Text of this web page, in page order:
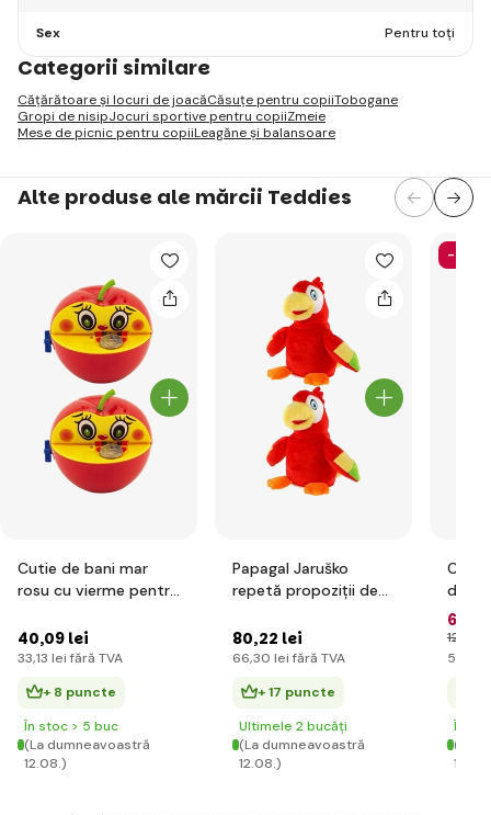
Sex Pentru toți
Categorii similare
Cățărătoare și locuri de joacăCăsuțe pentru copiiTobogane
Gropi de nisipJocuri sportive pentru copiiZmeie
Mese de picnic pentru copiiLeagăne și balansoare
Alte produse ale mărcii Teddies
Cutie de bani mar
rosu cu vierme pentru
40,09 lei
33,13 lei fără TVA
+ 8 puncte
În stoc > 5 buc
(La dumneavoastră
12.08.)
Papagal Jaruško
repetă propoziții de
sunet
80,22 lei
66,30 lei fără TVA
+ 17 puncte
Ultimele 2 bucăți
(La dumneavoastră
12.08.)
-51%
cutie
63
129
52
În
(La